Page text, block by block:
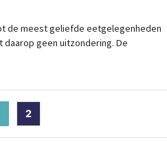
de meest geliefde eetgelegenheden
daarop geen uitzondering. De
(current)
2